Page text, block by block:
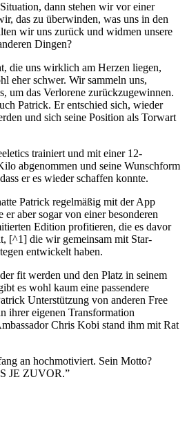
dann stehen wir vor einer
das zu überwinden, was uns in den
wir uns zurück und widmen unsere
Dingen?
die uns wirklich am Herzen liegen,
eher schwer. Wir sammeln uns,
um das Verlorene zurückzugewinnen.
Patrick. Er entschied sich, wieder
und sich seine Position als Torwart
trainiert und mit einer 12-
abgenommen und seine Wunschform
er es wieder schaffen konnte.
Patrick regelmäßig mit der App
aber sogar von einer besonderen
Edition profitieren, die es davor
[^1] die wir gemeinsam mit Star-
entwickelt haben.
fit werden und den Platz in seinem
es wohl kaum eine passendere
Unterstützung von anderen Free
ihrer eigenen Transformation
Chris Kobi stand ihm mit Rat
an hochmotiviert. Sein Motto?
JE ZUVOR.”